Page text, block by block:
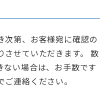
次第、お客様宛に確認の
させていただきます。 数
ない場合は、お手数です
連絡ください。